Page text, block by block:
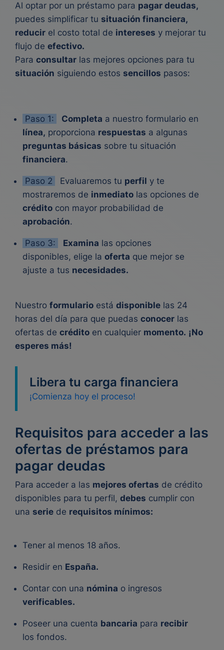
Al optar por un préstamo para pagar deudas,
puedes simplificar tu situación financiera,
reducir el costo total de intereses y mejorar tu
flujo de efectivo.
Para consultar las mejores opciones para tu
situación siguiendo estos sencillos pasos:
Paso 1: Completa a nuestro formulario en
línea, proporciona respuestas a algunas
preguntas básicas sobre tu situación
financiera.
Paso 2 Evaluaremos tu perfil y te
mostraremos de inmediato las opciones de
crédito con mayor probabilidad de
aprobación.
Paso 3: Examina las opciones
disponibles, elige la oferta que mejor se
ajuste a tus necesidades.
Nuestro formulario está disponible las 24
horas del día para que puedas conocer las
ofertas de crédito en cualquier momento. ¡No
esperes más!
Libera tu carga financiera
¡Comienza hoy el proceso!
Requisitos para acceder a las
ofertas de préstamos para
pagar deudas
Para acceder a las mejores ofertas de crédito
disponibles para tu perfil, debes cumplir con
una serie de requisitos mínimos:
Tener al menos 18 años.
Residir en España.
Contar con una nómina o ingresos
verificables.
Poseer una cuenta bancaria para recibir
los fondos.